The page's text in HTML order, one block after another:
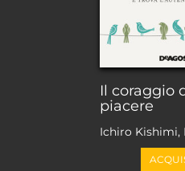
Il coraggio
piacere
Ichiro Kishimi,